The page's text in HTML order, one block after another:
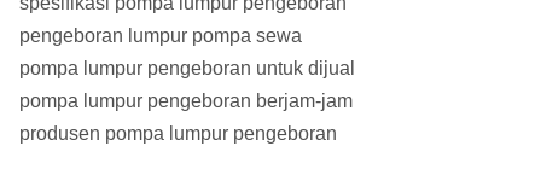
pengeboran lumpur pompa sewa
pompa lumpur pengeboran untuk dijual
pompa lumpur pengeboran berjam-jam
produsen pompa lumpur pengeboran